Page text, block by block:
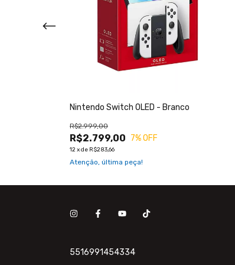
Nintendo Switch OLED - Branco
R$2.799,00
R$2.999,00
7% OFF
12xde R$283,66
Atenção, última peça!
5516991454334